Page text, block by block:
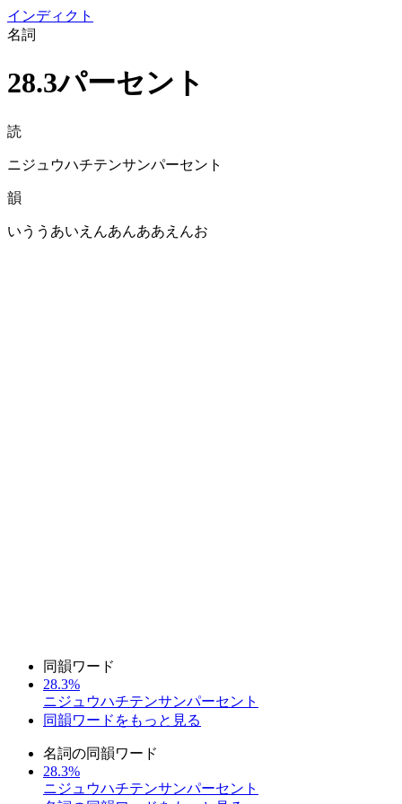
インディクト
名詞
28.3パーセント
読
ニジュウハチテンサンパーセント
韻
いううあいえんあんああえんお
同韻ワード
28.3%
ニジュウハチテンサンパーセント
同韻ワードをもっと見る
名詞の同韻ワード
28.3%
ニジュウハチテンサンパーセント